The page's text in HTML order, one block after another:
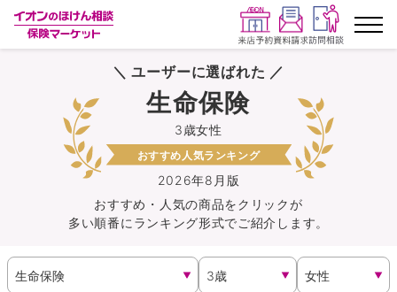
ランキングから探す
保険を比較する
保険会社から探す
イオンカード会員さま専用保険
キャンペーン一覧
＼ ユーザーに選ばれた ／
2026年8月版
3歳女性
生命保険
おすすめ人気ランキング
おすすめ・人気の商品をクリックが
多い順番にランキング形式でご紹介します。